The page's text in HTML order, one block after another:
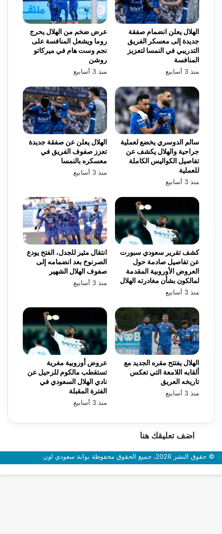
عرض ضخم من الهلال يحرج
روما ويشعل المنافسة على
نجم وست هام في ميركاتو
روشن
منذ 3 أسابيع
الهلال يعلن انضمام صفقة
جديدة إلى معسكر الفريق
التدريبي في النمسا لتعزيز
المنافسة
منذ 3 أسابيع
الهلال يعلن عن صفقة جديدة
تعزز صفوف الفريق في
معسكره بالنمسا
منذ 3 أسابيع
سالم الدوسري يخضع لعملية
جراحية والهلال يكشف عن
تفاصيل الكواليس الكاملة
للعملية
منذ 3 أسابيع
انتقال مثير للجدل، الفتح يودع
الصرنوخ بعد انضمامه إلى
صفوف الهلال الشهير
منذ 3 أسابيع
كشف تقرير سعودي سبورت
عن تفاصيل صادمة حول
العروض الأوروبية المقدمة
لمالكون بشأن مغادرته الهلال
منذ 3 أسابيع
عروض أوروبية مغرية
تستقطب مالكوم للرحيل عن
نادي الهلال السعودي في
الفترة المقبلة
منذ 3 أسابيع
الهلال يفتتح مقره الجديد مع
ألقابه اللامعة التي تعكس
تاريخه العريق
منذ 3 أسابيع
اضف تعليقك هنا
© حقوق النشر 2026، جميع الحقوق محفوظة بوابة سعودي اون